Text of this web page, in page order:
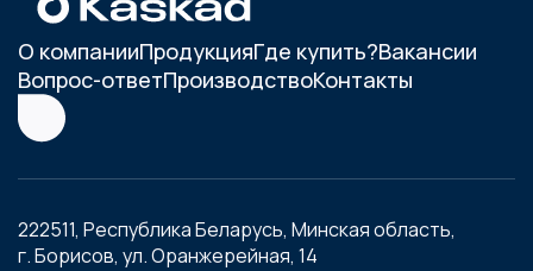
О компанииПродукцияГде купить?Вакансии
Вопрос-ответПроизводствоКонтакты
222511, Республика Беларусь, Минская область,
г. Борисов, ул. Оранжерейная, 14